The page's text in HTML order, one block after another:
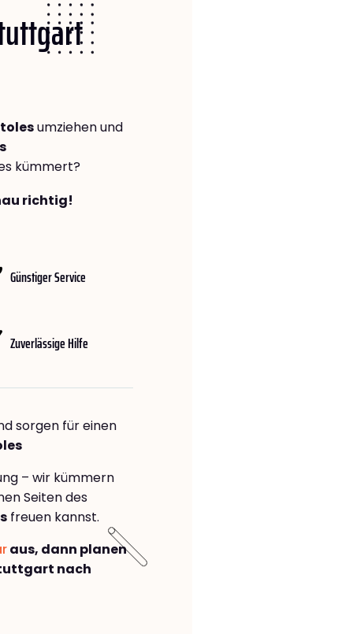
umziehen und
kümmert?
richtig!
Günstiger Service
Zuverlässige Hilfe
sorgen für einen
– wir kümmern
Seiten des
freuen kannst.
aus, dann planen
nach